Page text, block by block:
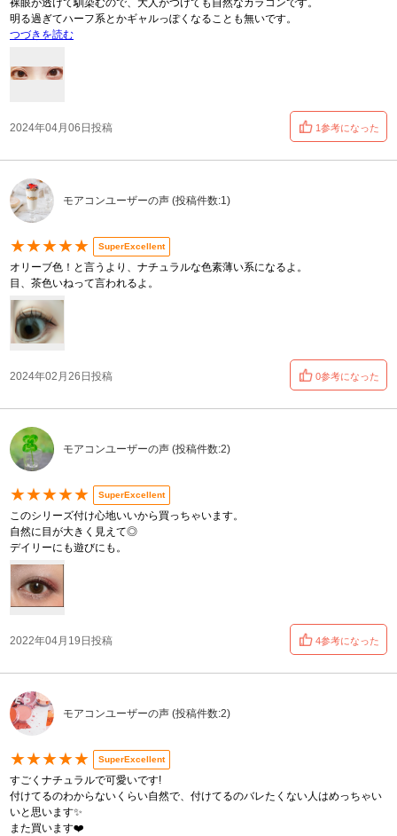
裸眼が透けて馴染むので、大人がつけても自然なカラコンです。
明る過ぎてハーフ系とかギャルっぽくなることも無いです。
つづきを読む
2024年04月06日投稿 1参考になった
モアコンユーザーの声 (投稿件数:1)
★★★★★ SuperExcellent
オリーブ色！と言うより、ナチュラルな色素薄い系になるよ。
目、茶色いねって言われるよ。
2024年02月26日投稿 0参考になった
モアコンユーザーの声 (投稿件数:2)
★★★★★ SuperExcellent
このシリーズ付け心地いいから買っちゃいます。
自然に目が大きく見えて◎
デイリーにも遊びにも。
2022年04月19日投稿 4参考になった
モアコンユーザーの声 (投稿件数:2)
★★★★★ SuperExcellent
すごくナチュラルで可愛いです!
付けてるのわからないくらい自然で、付けてるのバレたくない人はめっちゃい
いと思います✨
また買います❤️